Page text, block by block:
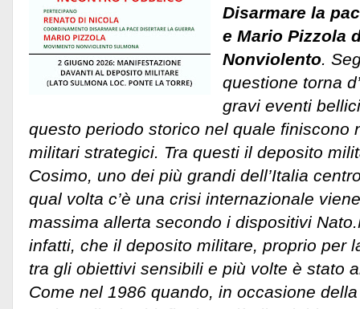
Disarmare la
e Mario Pizzola
Nonviolento.
questione torna
gravi eventi
questo periodo storico nel quale finiscono
militari strategici. Tra questi il deposito
Cosimo, uno dei più grandi dell’Italia
qual volta c’è una crisi internazionale
massima allerta secondo i dispositivi Nato.
infatti, che il deposito militare, proprio per
tra gli obiettivi sensibili e più volte è stato
Come nel 1986 quando, in occasione